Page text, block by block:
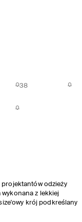
38
projektantów odzieży
wykonana z lekkiej
krój podkreślany